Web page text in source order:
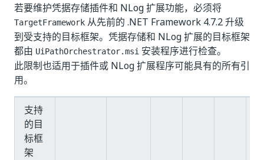
若要维护凭据存储插件和 NLog 扩展功能，必须将
TargetFramework 从先前的 .NET Framework 4.7.2 升级
到受支持的目标框架。凭据存储和 NLog 扩展的目标框架
都由 UiPathOrchestrator.msi 安装程序进行检查。
此限制也适用于插件或 NLog 扩展程序可能具有的所有引
用。
支持
的目
标框
架